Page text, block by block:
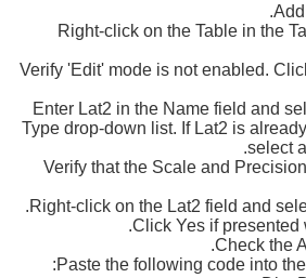
2. Right-click on the Table in the
3. Verify 'Edit' mode is not enabled.
4. Enter Lat2 in the Name field and
Type drop-down list. If Lat2 is
select
5. Verify that the Scale and